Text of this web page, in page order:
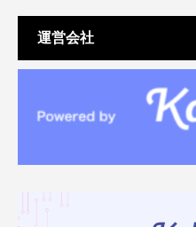
運営会社